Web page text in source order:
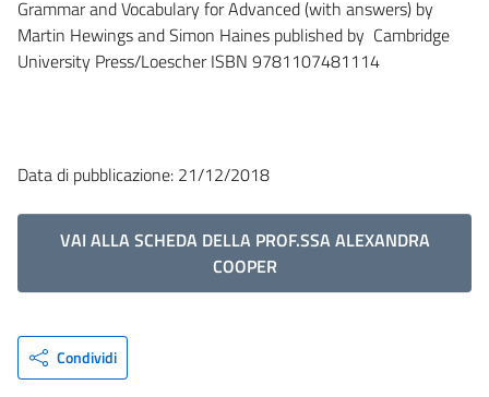
Grammar and Vocabulary for Advanced (with answers) by
Martin Hewings and Simon Haines published by Cambridge
University Press/Loescher ISBN 9781107481114
Data di pubblicazione: 21/12/2018
VAI ALLA SCHEDA DELLA PROF.SSA ALEXANDRA
COOPER
Condividi